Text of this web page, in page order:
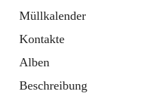
Müllkalender
Kontakte
Alben
Beschreibung